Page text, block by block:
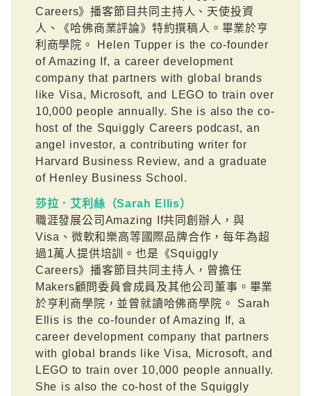
Careers》播客節目共同主持人、天使投資
人、《哈佛商業評論》特約撰稿人。畢業於亨
利商學院。 Helen Tupper is the co-founder
of Amazing If, a career development
company that partners with global brands
like Visa, Microsoft, and LEGO to train over
10,000 people annually. She is also the co-
host of the Squiggly Careers podcast, an
angel investor, a contributing writer for
Harvard Business Review, and a graduate
of Henley Business School.
莎拉．艾利絲（Sarah Ellis）
職涯發展公司Amazing If共同創辦人，與
Visa、微軟和樂高等國際品牌合作，每年為超
過1萬人提供培訓。也是《Squiggly
Careers》播客節目共同主持人，曾擔任
Makers顧問委員會成員及其他公司董事。畢業
於亨利商學院，並曾就讀哈佛商學院。 Sarah
Ellis is the co-founder of Amazing If, a
career development company that partners
with global brands like Visa, Microsoft, and
LEGO to train over 10,000 people annually.
She is also the co-host of the Squiggly